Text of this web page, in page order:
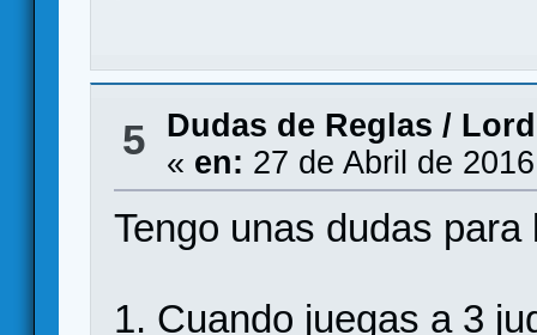
5 Dudas de Reglas /
« en: 27 de Abril de
Tengo unas dudas
1. Cuando juegas a 3